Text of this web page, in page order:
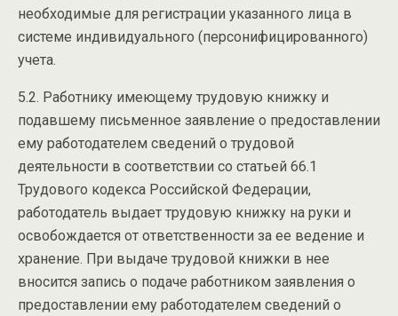
необходимые для регистрации указанного лица в
системе индивидуального (персонифицированного)
учета.
5.2. Работнику имеющему трудовую книжку и
подавшему письменное заявление о предоставлении
ему работодателем сведений о трудовой
деятельности в соответствии со статьей 66.1
Трудового кодекса Российской Федерации,
работодатель выдает трудовую книжку на руки и
освобождается от ответственности за ее ведение и
хранение. При выдаче трудовой книжки в нее
вносится запись о подаче работником заявления о
предоставлении ему работодателем сведений о